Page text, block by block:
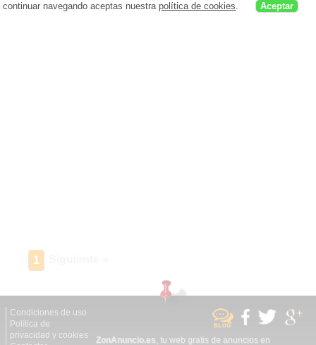
1
Condiciones de uso
Política de
privacidad y cookies
ZonAnuncio.es, tu web gratis de anuncios en
continuar navegando aceptas nuestrapolítica de cookies. Aceptar